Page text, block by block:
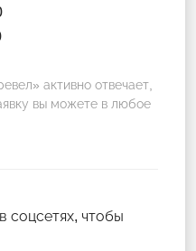
активно отвечает,
вы можете в любое
соцсетях, чтобы